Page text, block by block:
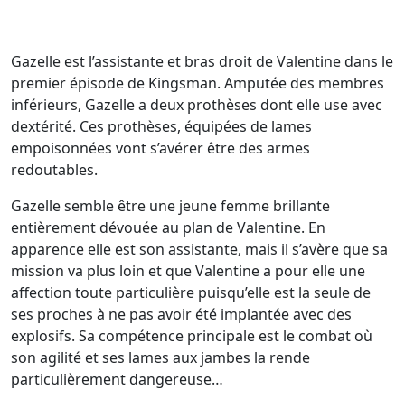
Gazelle est l’assistante et bras droit de Valentine dans le
premier épisode de Kingsman. Amputée des membres
inférieurs, Gazelle a deux prothèses dont elle use avec
dextérité. Ces prothèses, équipées de lames
empoisonnées vont s’avérer être des armes
redoutables.
Gazelle semble être une jeune femme brillante
entièrement dévouée au plan de Valentine. En
apparence elle est son assistante, mais il s’avère que sa
mission va plus loin et que Valentine a pour elle une
affection toute particulière puisqu’elle est la seule de
ses proches à ne pas avoir été implantée avec des
explosifs. Sa compétence principale est le combat où
son agilité et ses lames aux jambes la rende
particulièrement dangereuse…